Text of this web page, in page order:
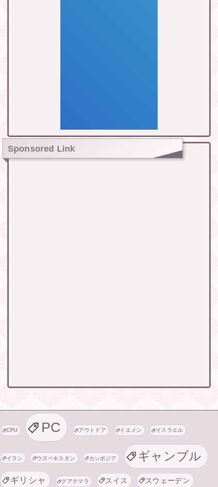
Sponsored Link
CPU PC アウトドア イエメン イスラエル
イラン ウズベキスタン カンボジア ギャンブル
ギリシャ グアテマラ スイス スウェーデン